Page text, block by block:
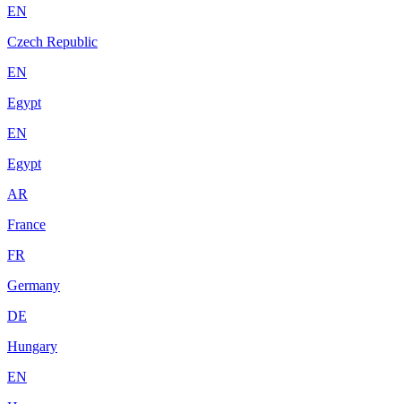
EN
Czech Republic
EN
Egypt
EN
Egypt
AR
France
FR
Germany
DE
Hungary
EN